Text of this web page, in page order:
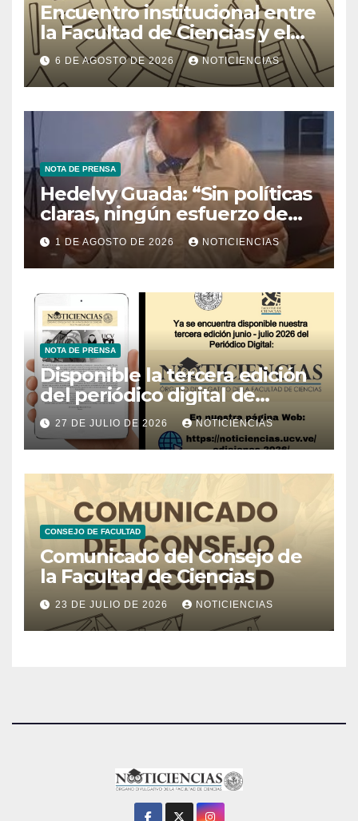
Encuentro institucional entre
la Facultad de Ciencias y el
Ministerio de Ciencia y
Tecnología
6 DE AGOSTO DE 2026 NOTICIENCIAS
NOTA DE PRENSA
Hedelvy Guada: “Sin políticas
claras, ningún esfuerzo de
conservación rendirá frutos”
1 DE AGOSTO DE 2026 NOTICIENCIAS
NOTA DE PRENSA
Disponible la tercera edición
del periódico digital de
Noticiencias 2026
27 DE JULIO DE 2026 NOTICIENCIAS
CONSEJO DE FACULTAD
Comunicado del Consejo de
la Facultad de Ciencias
23 DE JULIO DE 2026 NOTICIENCIAS